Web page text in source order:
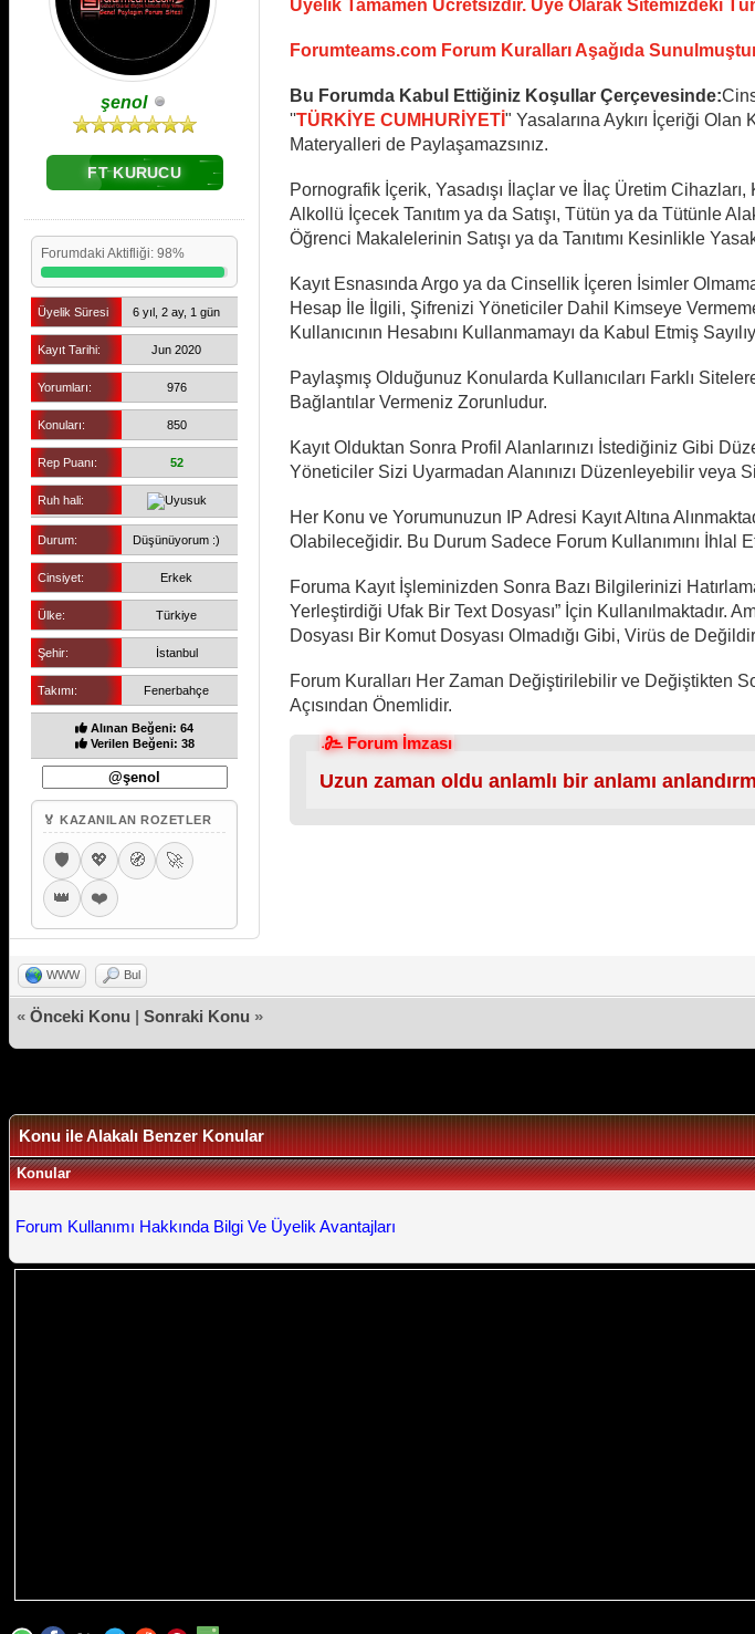
şenol
FT KURUCU
Forumdaki Aktifliği: 98%
Üyelik Süresi 6 yıl, 2 ay, 1 gün
Kayıt Tarihi: Jun 2020
Yorumları: 976
Konuları: 850
Rep Puanı: 52
Ruh hali:
Durum: Düşünüyorum :)
Cinsiyet: Erkek
Ülke: Türkiye
Şehir: İstanbul
Takımı: Fenerbahçe
Alınan Beğeni: 64
Verilen Beğeni: 38
🏅 KAZANILAN ROZETLER
🛡️ 💖 🧭
🚀
👑
❤️
Üyelik Tamamen Ücretsizdir. Üye Olarak Sitemizdeki
Forumteams.com Forum Kuralları Aşağıda
Bu Forumda Kabul Ettiğiniz Koşullar Çerçevesinde:
''TÜRKİYE CUMHURİYETİ " Yasalarına Aykırı İçeriği
Materyalleri de Paylaşamazsınız.
Pornografik İçerik, Yasadışı İlaçlar ve İlaç Üretim
Alkollü İçecek Tanıtım ya da Satışı, Tütün ya da Tütünle
Öğrenci Makalelerinin Satışı ya da Tanıtımı Kesinlikle
Kayıt Esnasında Argo ya da Cinsellik İçeren İsimler
Hesap İle İlgili, Şifrenizi Yöneticiler Dahil Kimseye
Kullanıcının Hesabını Kullanmamayı da Kabul Etmiş
Paylaşmış Olduğunuz Konularda Kullanıcıları Farklı
Bağlantılar Vermeniz Zorunludur.
Kayıt Olduktan Sonra Profil Alanlarınızı İstediğiniz Gibi
Yöneticiler Sizi Uyarmadan Alanınızı Düzenleyebilir veya
Her Konu ve Yorumunuzun IP Adresi Kayıt Altına
Olabileceğidir. Bu Durum Sadece Forum Kullanımını İhlal
Foruma Kayıt İşleminizden Sonra Bazı Bilgilerinizi
Yerleştirdiği Ufak Bir Text Dosyası” İçin Kullanılmaktadır.
Dosyası Bir Komut Dosyası Olmadığı Gibi, Virüs de
Forum Kuralları Her Zaman Değiştirilebilir ve Değiştikten
Açısından Önemlidir.
Forum İmzası
Uzun zaman oldu anlamlı bir anlamı
WWW Bul
« Önceki Konu | Sonraki Konu »
Konu ile Alakalı Benzer Konular
Konular
Forum Kullanımı Hakkında Bilgi Ve Üyelik Avantajları